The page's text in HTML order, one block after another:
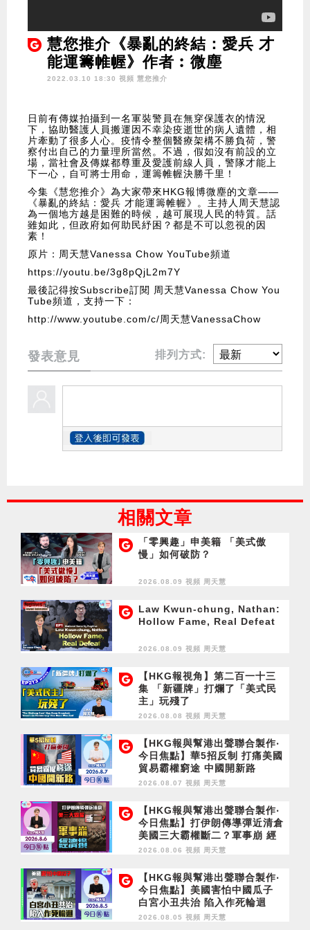
慧您推介《暴亂的終結：愛兵 才
能運籌帷幄》作者︰微塵
2022.03.10 18:30 視頻 慧您推介
日前有傳媒拍攝到一名軍裝警員在無穿保護衣的情況
下，協助醫護人員搬運因不幸染疫逝世的病人遺體，相
片牽動了很多人心。疫情令整個醫療架構不勝負荷，警
察付出自己的力量理所當然。不過，假如沒有前設的立
場，當社會及傳媒都尊重及愛護前線人員，警隊才能上
下一心，自可將士用命，運籌帷幄決勝千里！
今集《慧您推介》為大家帶來HKG報博微塵的文章——
《暴亂的終結：愛兵 才能運籌帷幄》。主持人周天慧認
為一個地方越是困難的時候，越可展現人民的特質。話
雖如此，但政府如何助民紓困？都是不可以忽視的因
素！
原片：周天慧Vanessa Chow YouTube頻道
https://youtu.be/3g8pQjL2m7Y
最後記得按Subscribe訂閱 周天慧Vanessa Chow You
Tube頻道，支持一下：
http://www.youtube.com/c/周天慧VanessaChow
發表意見 排列方式:
相關文章
「零興趣」申美籍 「美式傲
慢」如何破防？
2026.08.09 視頻 周天慧
Law Kwun-chung, Nathan:
Hollow Fame, Real Defeat
2026.08.09 視頻 周天慧
【HKG報視角】第二百一十三
集 「新疆牌」打爛了「美式民
主」玩殘了
2026.08.08 視頻 周天慧
【HKG報與幫港出聲聯合製作‧
今日焦點】華5招反制 打痛美國
貿易霸權窮途 中國開新路
2026.08.07 視頻 周天慧
【HKG報與幫港出聲聯合製作‧
今日焦點】打伊朗傳導彈近清倉
美國三大霸權斷二？軍事崩 經
濟損
2026.08.06 視頻 周天慧
【HKG報與幫港出聲聯合製作‧
今日焦點】美國害怕中國瓜子
白宮小丑共治 陷入作死輪迴
2026.08.05 視頻 周天慧